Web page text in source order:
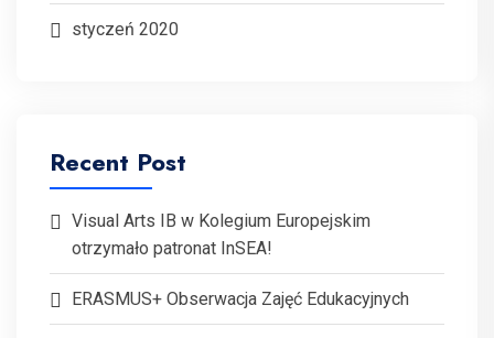
styczeń 2020
Recent Post
Visual Arts IB w Kolegium Europejskim
otrzymało patronat InSEA!
ERASMUS+ Obserwacja Zajęć Edukacyjnych